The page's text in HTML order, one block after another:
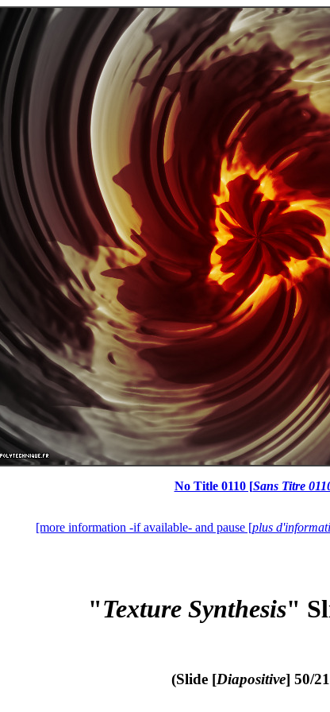
No Title 0110 [Sans Titre
[more information -if available- and pause [plus
"Texture Synthesis"
(Slide [Diapositive] 50/